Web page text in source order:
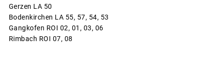
Gerzen LA 50
Bodenkirchen LA 55, 57, 54, 53
Gangkofen ROI 02, 01, 03, 06
Rimbach ROI 07, 08